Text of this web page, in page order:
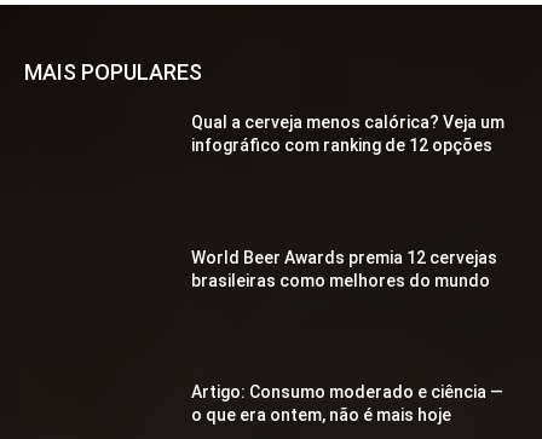
MAIS POPULARES
Qual a cerveja menos calórica? Veja um
infográfico com ranking de 12 opções
World Beer Awards premia 12 cervejas
brasileiras como melhores do mundo
Artigo: Consumo moderado e ciência —
o que era ontem, não é mais hoje